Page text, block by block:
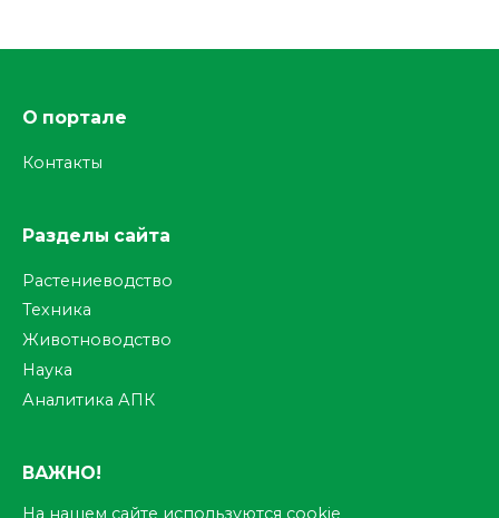
О портале
Контакты
Разделы сайта
Растениеводство
Техника
Животноводство
Наука
Аналитика АПК
ВАЖНО!